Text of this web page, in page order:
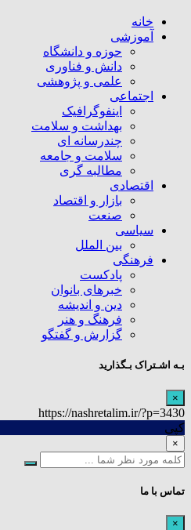
خانه
آموزشی
حوزه و دانشگاه
دانش و فناوری
علمی و پژوهشی
اجتماعی
اینفوگرافیک
بهداشت و سلامت
چندرسانه ای
سلامت و جامعه
مطالبه گری
اقتصادی
بازار و اقتصاد
صنعت
سیاسی
بین الملل
فرهنگی
پادکست
خبرهای بانوان
دین و اندیشه
فرهنگ و هنر
گزارش و گفتگو
بـه اشـتراک بـگذارید
×
https://nashretalim.ir/?p=3430
کپی
×
تماس با ما
×